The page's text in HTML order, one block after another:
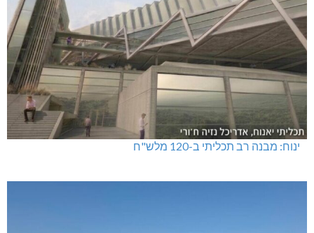
ינוח: מבנה רב תכליתי ב-120 מלש"ח